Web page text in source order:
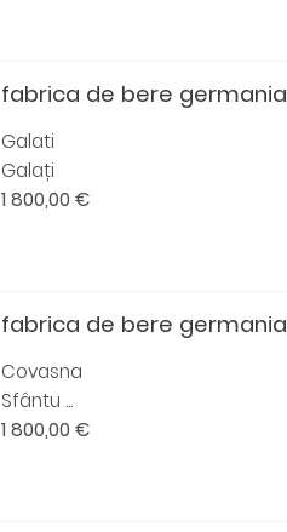
fabrica de bere germania
Galati
Galați
1 800,00 €
fabrica de bere germania
Covasna
Sfântu ...
1 800,00 €